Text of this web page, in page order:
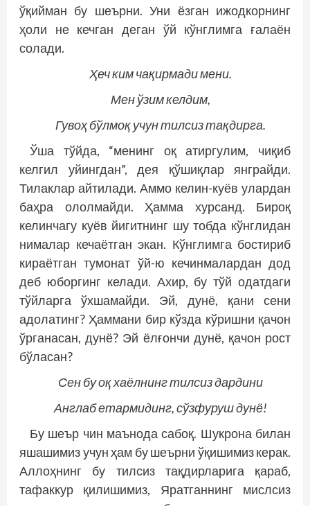
ўқийман бу шеърни. Уни ёзган ижодкорнинг
ҳоли не кечган деган ўй кўнглимга ғалаён
солади.
Ҳеч ким чақирмади мени.
Мен ўзим келдим,
Гувоҳ бўлмоқ учун тилсиз тақдирга.
Ўша тўйда, “менинг оқ атиргулим, чиқиб
келгил уйингдан”, дея қўшиқлар янграйди.
Тилак­лар айтилади. Аммо келин-куёв улардан
баҳра ололмайди. Ҳамма хурсанд. Бироқ
келинчагу куёв йигитнинг шу тобда кўнглидан
нималар кечаётган экан. Кўнглимга бостириб
кираётган тумонат ўй-ю кечинмалардан дод
деб юборгинг келади. Ахир, бу тўй одатдаги
тўйларга ўхшамайди. Эй, дунё, қани сени
адолатинг? Ҳаммани бир кўзда кўришни қачон
ўрганасан, дунё? Эй ёлғончи дунё, қачон рост
бўласан?
Сен бу оқ хаёлнинг тилсиз дардини
Англаб етармидинг, сўзфуруш дунё!
Бу шеър чин маънода сабоқ. Шукрона билан
яшашимиз учун ҳам бу шеърни ўқишимиз керак.
Аллоҳнинг бу тилсиз тақдирларига қараб,
тафаккур қилишимиз, Яратганнинг мислсиз